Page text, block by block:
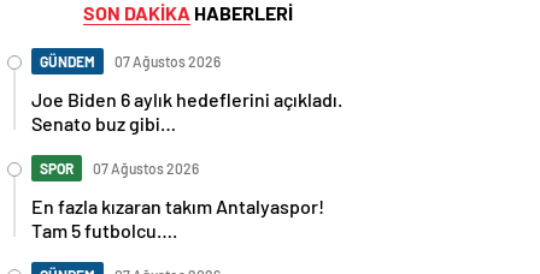
SON DAKİKA HABERLERİ
GÜNDEM 07 Ağustos 2026
Joe Biden 6 aylık hedeflerini açıkladı.
Senato buz gibi…
SPOR 07 Ağustos 2026
En fazla kızaran takım Antalyaspor!
Tam 5 futbolcu….